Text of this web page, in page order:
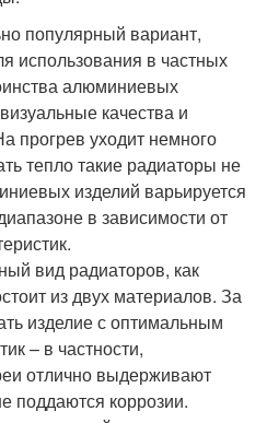
популярный вариант,
использования в частных
алюминиевых
качества и
прогрев уходит немного
тепло такие радиаторы не
изделий варьируется
в зависимости от
вид радиаторов, как
из двух материалов. За
изделие с оптимальным
– в частности,
отлично выдерживают
поддаются коррозии.